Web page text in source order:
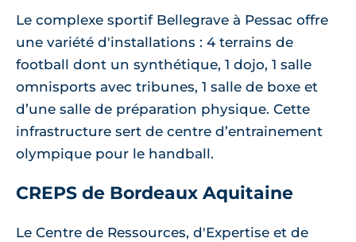
Le complexe sportif Bellegrave à Pessac offre
une variété d'installations : 4 terrains de
football dont un synthétique, 1 dojo, 1 salle
omnisports avec tribunes, 1 salle de boxe et
d’une salle de préparation physique. Cette
infrastructure sert de centre d’entrainement
olympique pour le handball.
CREPS de Bordeaux Aquitaine
Le Centre de Ressources, d'Expertise et de